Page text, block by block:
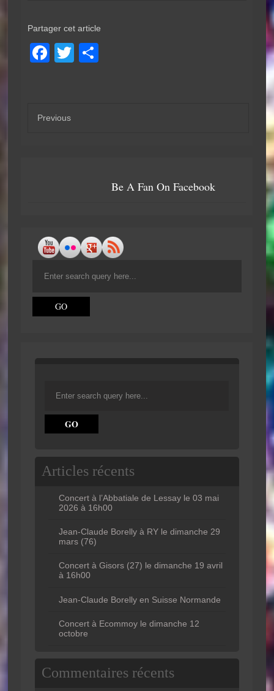
Partager cet article
F
e
T
Previous
Be A Fan On Facebook
Articles récents
Concert à l’Abbatiale de Lessay le 03 mai
2026 à 16h00
Jean-Claude Borelly à RY le dimanche 29
mars (76)
Concert à Gisors (27) le dimanche 19 avril
à 16h00
Jean-Claude Borelly en Suisse Normande
Concert à Ecommoy le dimanche 12
octobre
Commentaires récents